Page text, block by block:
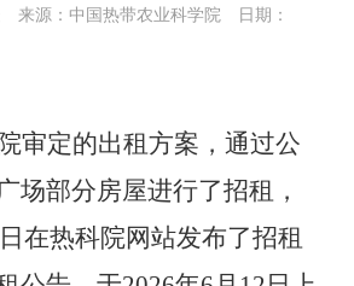
来源：中国热带农业科学院
日期：
审定的出租方案， 通过公
场部分房屋进行了招租 ，
日在热科院网站发布了招租